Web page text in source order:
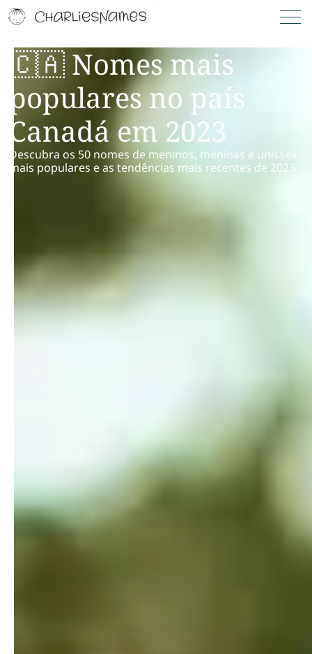
🇨🇦 Nomes mais
populares no país
Canadá em 2023
Descubra os 50 nomes de meninos, meninas e unissex
mais populares e as tendências mais recentes de 2023